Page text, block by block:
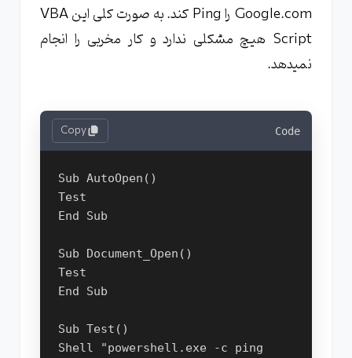
Google.com را Ping کند. به صورت کلی این VBA
Script هیچ مشکلی ندارد و کار مخربی را انجام
نمیدهد.
Code
Copy
Sub AutoOpen()
Test
End Sub
Sub Document_Open()
Test
End Sub
Sub Test()
Shell "powershell.exe -c ping